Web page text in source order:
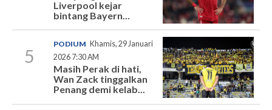
Liverpool kejar
bintang Bayern...
5
PODIUM Khamis, 29 Januari
2026 7:30 AM
Masih Perak di hati,
Wan Zack tinggalkan
Penang demi kelab...